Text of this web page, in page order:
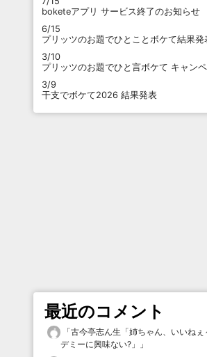
boketeアプリ サービス終了のお知らせ
6/15
プリッツのお題でひとことボケて結果発
3/10
プリッツのお題でひと言ボケて キャン
3/9
干支でボケて2026 結果発表
最近のコメント
「古今亭志ん生「姉ちゃん、いいねぇ
デミーに興味ない?」
」